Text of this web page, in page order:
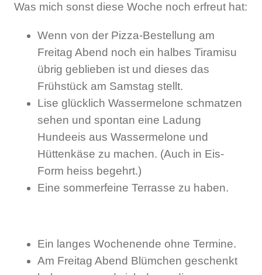
Was mich sonst diese Woche noch erfreut hat:
Wenn von der Pizza-Bestellung am
Freitag Abend noch ein halbes Tiramisu
übrig geblieben ist und dieses das
Frühstück am Samstag stellt.
Lise glücklich Wassermelone schmatzen
sehen und spontan eine Ladung
Hundeeis aus Wassermelone und
Hüttenkäse zu machen. (Auch in Eis-
Form heiss begehrt.)
Eine sommerfeine Terrasse zu haben.
Ein langes Wochenende ohne Termine.
Am Freitag Abend Blümchen geschenkt